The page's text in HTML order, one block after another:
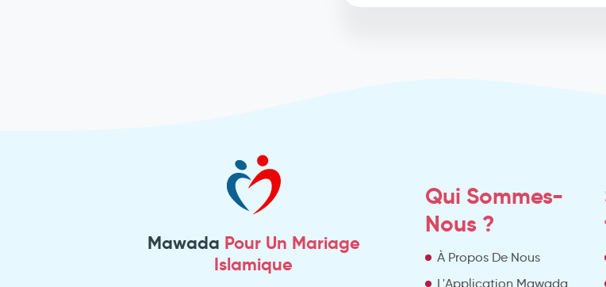
Mawada Pour Un Mariage
Islamique
Qui Sommes-
Nous ?
À Propos De Nous
L'Application Mawada